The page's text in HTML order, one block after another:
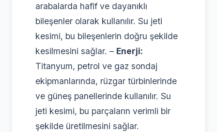
arabalarda hafif ve dayanıklı
bileşenler olarak kullanılır. Su jeti
kesimi, bu bileşenlerin doğru şekilde
kesilmesini sağlar. – Enerji:
Titanyum, petrol ve gaz sondaj
ekipmanlarında, rüzgar türbinlerinde
ve güneş panellerinde kullanılır. Su
jeti kesimi, bu parçaların verimli bir
şekilde üretilmesini sağlar.